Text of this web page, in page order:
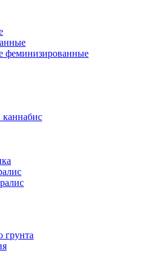
феминизированные
грунта